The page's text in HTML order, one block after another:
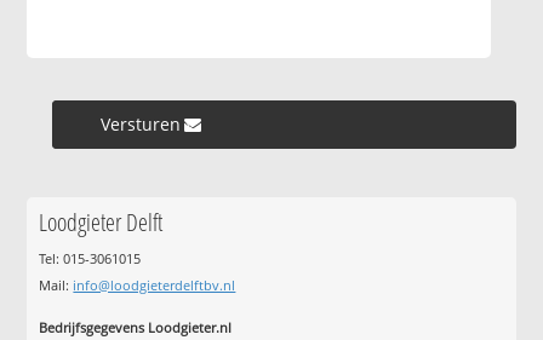
Versturen »
Loodgieter Delft
Tel: 015-3061015
Mail: info@loodgieterdelftbv.nl
Bedrijfsgegevens Loodgieter.nl